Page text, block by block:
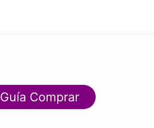
Guía Comprar